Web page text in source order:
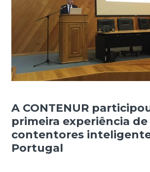
A CONTENUR
primeira experiência de
contentores
Portugal